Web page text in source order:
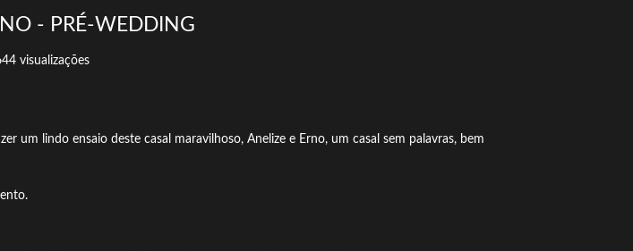
- PRÉ-WEDDING
visualizações
um lindo ensaio deste casal maravilhoso, Anelize e Erno, um casal sem palavras, bem